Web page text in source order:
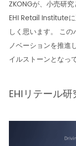
ZKONGが、小売研
EHI Retail Institute
しく思います。 こ
ノベーションを推進
イルストーンとなっ
EHIリテール